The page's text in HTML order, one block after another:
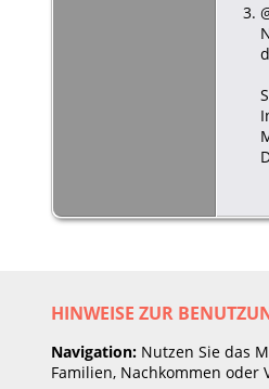
HINWEISE ZUR
Navigation: Nutzen Sie das
Familien, Nachkommen oder